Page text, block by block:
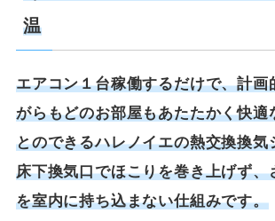
温
エアコン１台稼働するだけで、計画
がらもどのお部屋もあたたかく快適
とのできるハレノイエの熱交換換気
床下換気口でほこりを巻き上げず、
を室内に持ち込まない仕組みです。